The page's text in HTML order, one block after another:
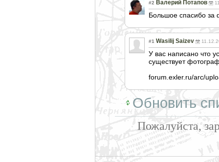
#2 Валерий Потапов
Большое спасибо за
#1 Wasilij Saizev
У вас написано что
существует
forum.exler.ru/arc/
Обновить
Пожалуйста,